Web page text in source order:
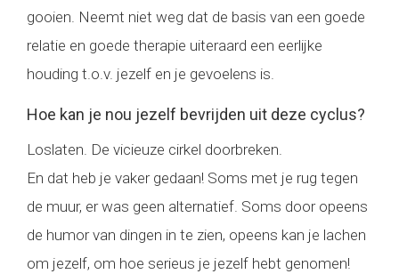
gooien. Neemt niet weg dat de basis van een goede
relatie en goede therapie uiteraard een eerlijke
houding t.o.v. jezelf en je gevoelens is.
Hoe kan je nou jezelf bevrijden uit deze cyclus?
Loslaten. De vicieuze cirkel doorbreken.
En dat heb je vaker gedaan! Soms met je rug tegen
de muur, er was geen alternatief. Soms door opeens
de humor van dingen in te zien, opeens kan je lachen
om jezelf, om hoe serieus je jezelf hebt genomen!